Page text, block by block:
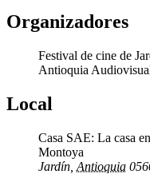
Organizadores
Festival de cine de
Antioquia
Local
Casa SAE: La casa
Montoya
Jardín Antioquia